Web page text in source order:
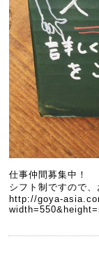
仕事仲間募集中！
シフト制ですので、
http://goya-